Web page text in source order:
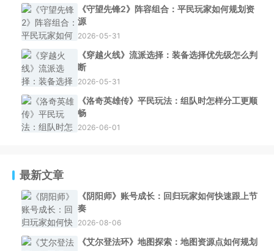
《守望先锋2》阵容组合：平民玩家如何规划资
源
2026-05-31
《穿越火线》流派选择：装备选择优先级怎么判
断
2026-05-31
《洛奇英雄传》平民玩法：组队时怎样分工更顺
畅
2026-06-01
最新文章
《阴阳师》账号成长：回归玩家如何快速跟上节
奏
2026-08-06
《艾尔登法环》地图探索：地图资源点如何规划